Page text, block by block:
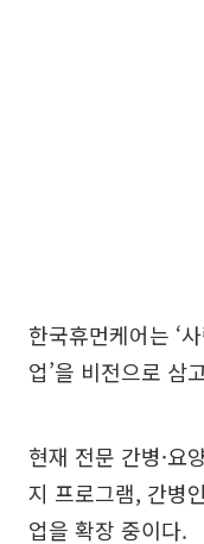
한국휴먼케어는 ‘
업’을 비전으로 삼
현재 전문 간병·요
지 프로그램, 간병
업을 확장 중이다.